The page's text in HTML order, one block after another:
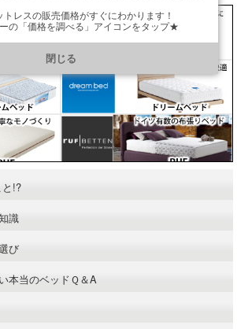
!?
識
び
本当のベッドＱ＆A
トレスの販売価格がすぐにわかります！
の「価格を調べる」アイコンをタップ★
https://line.me/R/ti/p/@901ptzjz
閉じる